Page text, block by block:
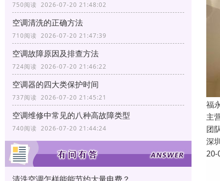
750阅读 2026-07-20 21:48:02
空调清洗的正确方法
710阅读 2026-07-20 21:47:39
空调故障原因及排查方法
724阅读 2026-07-20 21:46:22
空调器的四大类保护时间
737阅读 2026-07-20 21:45:21
空调维修中常见的八种高故障类型
740阅读 2026-07-20 21:44:24
福
主
团
深
20-